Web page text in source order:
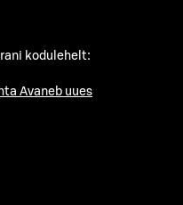
kodulehelt:
Avaneb uues